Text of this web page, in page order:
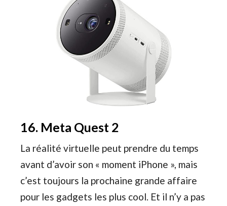
16. Meta Quest 2
La réalité virtuelle peut prendre du temps
avant d’avoir son « moment iPhone », mais
c’est toujours la prochaine grande affaire
pour les gadgets les plus cool. Et il n’y a pas